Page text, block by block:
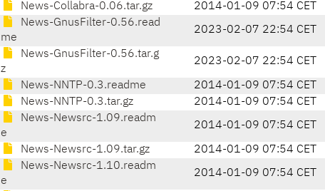
News-Collabra-0.06.tar.gz 2014-01-09 07:54 CET
News-GnusFilter-0.56.read
me
2023-02-07 22:54 CET
News-GnusFilter-0.56.tar.g
z
2023-02-07 22:54 CET
News-NNTP-0.3.readme 2014-01-09 07:54 CET
News-NNTP-0.3.tar.gz
2014-01-09 07:54 CET
News-Newsrc-1.09.readm
e
2014-01-09 07:54 CET
News-Newsrc-1.09.tar.gz 2014-01-09 07:54 CET
News-Newsrc-1.10.readm
e
2014-01-09 07:54 CET